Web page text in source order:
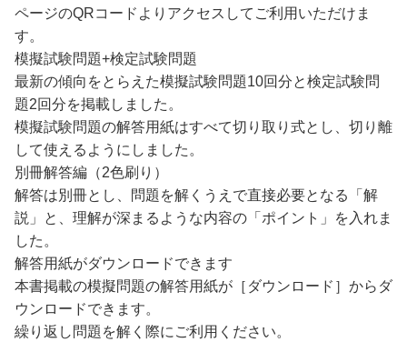
ページのQRコードよりアクセスしてご利用いただけま
す。
模擬試験問題+検定試験問題
最新の傾向をとらえた模擬試験問題10回分と検定試験問
題2回分を掲載しました。
模擬試験問題の解答用紙はすべて切り取り式とし、切り離
して使えるようにしました。
別冊解答編（2色刷り）
解答は別冊とし、問題を解くうえで直接必要となる「解
説」と、理解が深まるような内容の「ポイント」を入れま
した。
解答用紙がダウンロードできます
本書掲載の模擬問題の解答用紙が［ダウンロード］からダ
ウンロードできます。
繰り返し問題を解く際にご利用ください。